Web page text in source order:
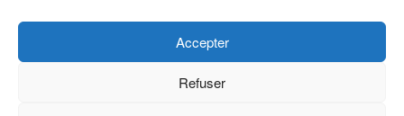
Accepter
Refuser